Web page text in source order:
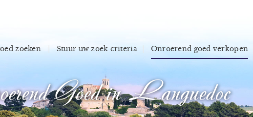
zoeken Stuur uw zoek criteria Onroerend goed verkopen
Goed in Languedoc